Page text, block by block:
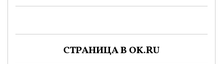
СТРАНИЦА В OK.RU